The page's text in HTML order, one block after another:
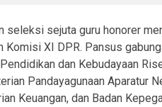
seleksi sejuta guru honorer
XI DPR. Pansus
dan Kebudayaan
Pandayagunaan Aparatur
Keuangan, dan Badan